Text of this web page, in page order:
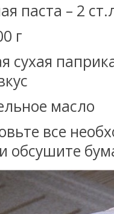
паста – 2
г
сухая
масло
все
обсушите